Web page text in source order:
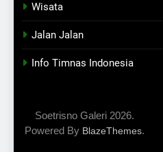
Wisata
Jalan Jalan
Info Timnas Indonesia
Soetrisno Galeri 2026.
Powered By BlazeThemes.